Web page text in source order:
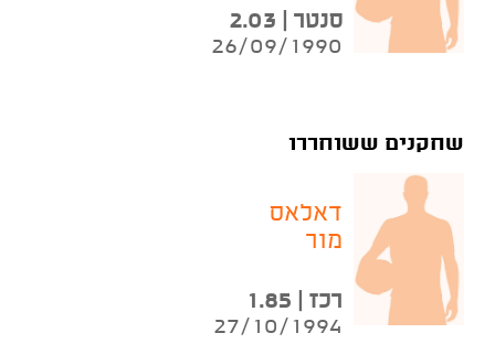
סנטר | 2.03
26/09/1990
שחקנים ששוחררו
דאלאס
מור
רכז | 1.85
27/10/1994